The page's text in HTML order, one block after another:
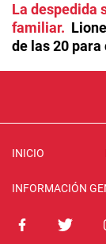
La despedida
familiar
de las 20
INICIO
INFORMACIÓN